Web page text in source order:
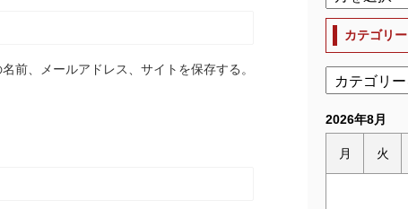
前、メールアドレス、サイトを保存する。
カテゴリー
2026年8月
月 火